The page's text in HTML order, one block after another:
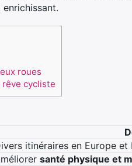
roues
cycliste
itinéraires en Europe et
santé physique et